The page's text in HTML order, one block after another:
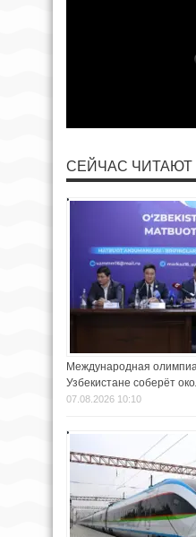
СЕЙЧАС ЧИТАЮТ
Международная
Узбекистане соберёт
07.08.2026 10:10